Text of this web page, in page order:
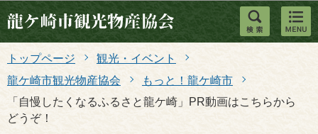
このページの本文へ移動
トップページ
観光・イベント
龍ケ崎市観光物産協会
もっと！龍ケ崎市
「自慢したくなるふるさと龍ケ崎」PR動画はこちらから
どうぞ！